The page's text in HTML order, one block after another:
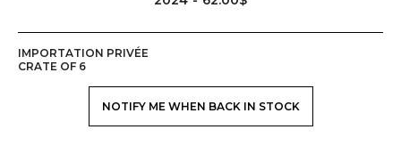
IMPORTATION PRIVÉE
CRATE OF 6
NOTIFY ME WHEN BACK IN STOCK